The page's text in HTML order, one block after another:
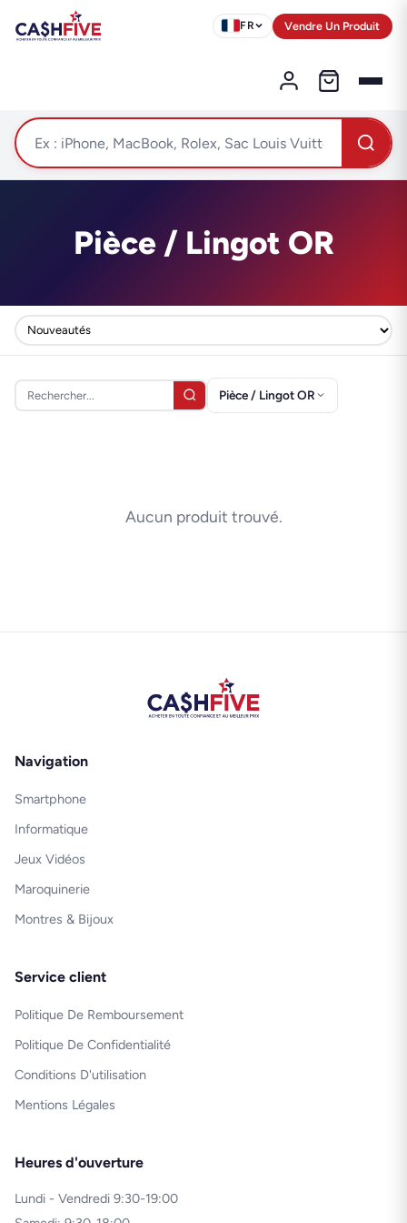
FR Vendre Un Produit
Pièce / Lingot OR
Pièce / Lingot OR
Aucun produit trouvé.
Navigation
Smartphone
Informatique
Jeux Vidéos
Maroquinerie
Montres & Bijoux
Service client
Politique De Remboursement
Politique De Confidentialité
Conditions D'utilisation
Mentions Légales
Heures d'ouverture
Lundi - Vendredi 9:30-19:00